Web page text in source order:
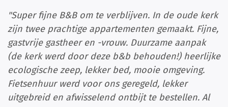
"Super fijne B&B om te verblijven. In de oude kerk
zijn twee prachtige appartementen gemaakt. Fijne,
gastvrije gastheer en -vrouw. Duurzame aanpak
(de kerk werd door deze b&b behouden!) heerlijke
ecologische zeep, lekker bed, mooie omgeving.
Fietsenhuur werd voor ons geregeld, lekker
uitgebreid en afwisselend ontbijt te bestellen. Al